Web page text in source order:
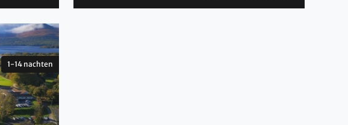
1-14 nachten